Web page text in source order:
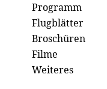
Programm
Flugblätter
Broschüren
Filme
Weiteres